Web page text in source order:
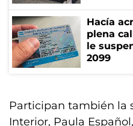
Hacía
plena
le
2099
Participan también la
Interior, Paula